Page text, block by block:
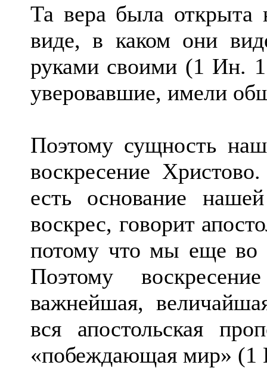
Та вера была открыта
виде, в каком они
руками своими (1 Ин.
уверовавшие, имели
Поэтому сущность
воскресение
есть основание
воскрес, говорит
потому что мы еще во
Поэтому
важнейшая,
вся апостольская
«побеждающая мир» (1